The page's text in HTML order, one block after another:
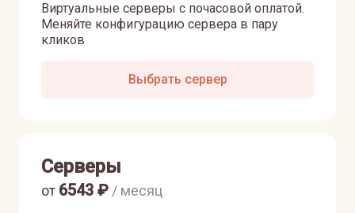
Виртуальные серверы с почасовой оплатой.
Меняйте конфигурацию сервера в пару
кликов
Выбрать сервер
Серверы
от 6543 ₽ / месяц